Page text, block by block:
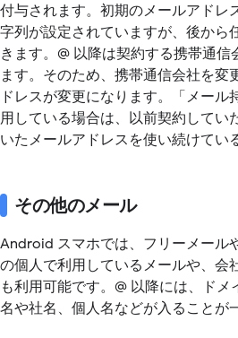
付与されます。初期のメールアドレ
字列が設定されていますが、後から
きます。@ 以降は契約する携帯通
ます。そのため、携帯通信会社を変
ドレスが変更になります。「メール
用している場合は、以前契約してい
いたメールアドレスを使い続けてい
その他のメール
Android スマホでは、フリーメール
の個人で利用しているメールや、会
も利用可能です。@ 以降には、ド
名や社名、個人名などが入ることが